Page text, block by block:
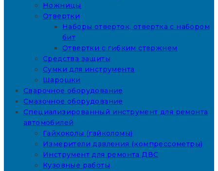
Ножницы
Отвертки
Наборы отверток, отвертка с набором
бит
Отвертки с гибким стержнем
Средства защиты
Сумки для инструмента
Шарошки
Сварочное оборудование
Смазочное оборудование
Специализированный инструмент для ремонта
автомобилей
Гайкоколы (гайколомы)
Измерители давления (компрессометры)
Инструмент для ремонта ДВС
Кузовные работы